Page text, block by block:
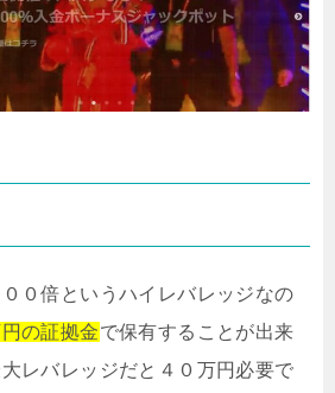
０倍というハイレバレッジなの
の証拠金で保有することが出来
レバレッジだと４０万円必要で